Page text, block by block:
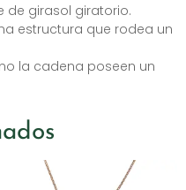
de girasol giratorio.
estructura que rodea un
la cadena poseen un